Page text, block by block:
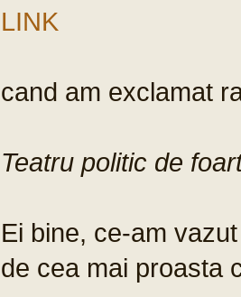
LINK
cand am exclamat
Teatru politic de
Ei bine, ce-am
de cea mai proasta